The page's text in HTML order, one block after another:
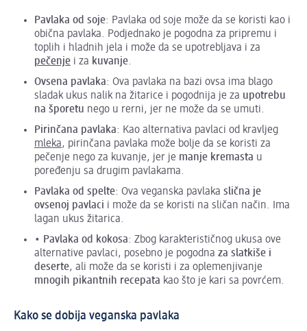
Pavlaka od soje: Pavlaka od soje može da se koristi kao i
obična pavlaka. Podjednako je pogodna za pripremu i
toplih i hladnih jela i može da se upotrebljava i za
pečenje i za kuvanje.
Ovsena pavlaka: Ova pavlaka na bazi ovsa ima blago
sladak ukus nalik na žitarice i pogodnija je za upotrebu
na šporetu nego u rerni, jer ne može da se umuti.
Pirinčana pavlaka: Kao alternativa pavlaci od kravljeg
mleka, pirinčana pavlaka može bolje da se koristi za
pečenje nego za kuvanje, jer je manje kremasta u
poređenju sa drugim pavlakama.
Pavlaka od spelte: Ova veganska pavlaka slična je
ovsenoj pavlaci i može da se koristi na sličan način. Ima
lagan ukus žitarica.
• Pavlaka od kokosa: Zbog karakterističnog ukusa ove
alternative pavlaci, posebno je pogodna za slatkiše i
deserte, ali može da se koristi i za oplemenjivanje
mnogih pikantnih recepata kao što je kari sa povrćem.
Kako se dobija veganska pavlaka